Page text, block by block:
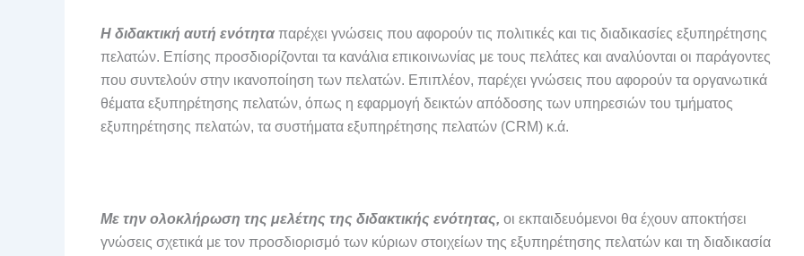
Η διδακτική αυτή ενότηταπαρέχει γνώσεις που αφορούν τις πολιτικές και τις διαδικασίες εξυπηρέτησης
πελατών. Επίσης προσδιορίζονται τα κανάλια επικοινωνίας με τους πελάτες και αναλύονται οι παράγοντες
που συντελούν στην ικανοποίηση των πελατών. Επιπλέον, παρέχει γνώσεις που αφορούν τα οργανωτικά
θέματα εξυπηρέτησης πελατών, όπως η εφαρμογή δεικτών απόδοσης των υπηρεσιών του τμήματος
εξυπηρέτησης πελατών, τα συστήματα εξυπηρέτησης πελατών (CRM) κ.ά.
Με την ολοκλήρωση της μελέτης της διδακτικής ενότητας, οι εκπαιδευόμενοι θα έχουν αποκτήσει
γνώσεις σχετικά με τον προσδιορισμό των κύριων στοιχείων της εξυπηρέτησης πελατών και τη διαδικασία